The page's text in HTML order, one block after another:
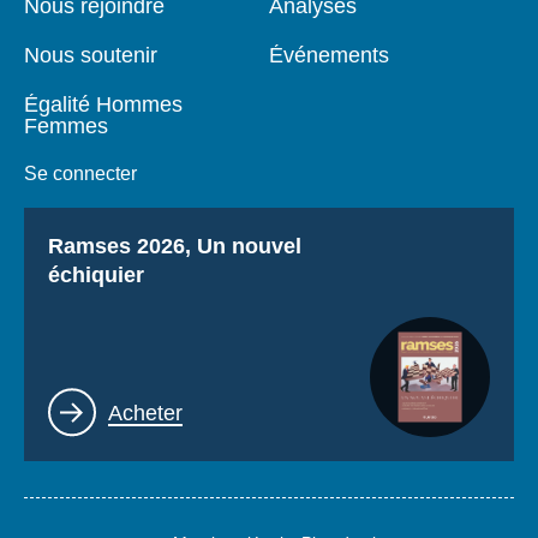
Nous rejoindre
Nous soutenir
Égalité Hommes
Femmes
Se connecter
Analyses
Événements
Titre
Ramses 2026, Un nouvel
échiquier
Lien
Acheter